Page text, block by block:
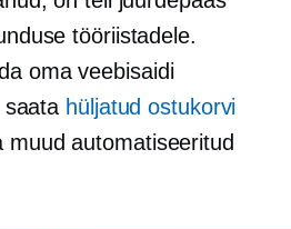
tööriistadele.
oma veebisaidi
saata hüljatud ostukorvi
muud automatiseeritud